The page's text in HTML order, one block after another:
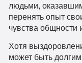
людьми,
перенять опыт
чувства общности
Хотя
может быть